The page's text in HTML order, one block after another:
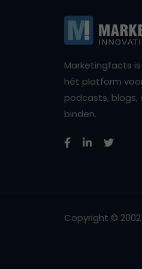
Marketingfacts
hét platform
podcasts, blogs,
binden.
Copyright ©